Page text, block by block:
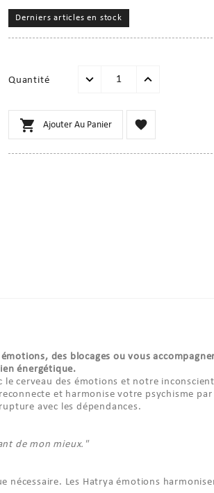
Derniers articles en stock
Quantité
 Ajouter Au Panier 
des blocages ou vous
énergétique.
cerveau des émotions et notre
et harmonise votre psychisme
avec les dépendances.
de mon mieux."
nécessaire. Les Hatrya émotions